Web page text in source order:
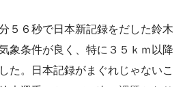
５６秒で日本新記録をだした鈴木
象条件が良く、特に３５ｋｍ以降
た。日本記録がまぐれじゃないこ